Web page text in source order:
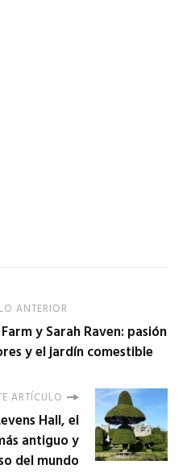
ANTERIOR
y Sarah Raven: pasión
y el jardín comestible
ARTÍCULO
Hall, el
antiguo y
del mundo